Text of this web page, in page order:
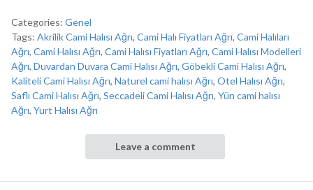
Categories: Genel
Tags: Akrilik Cami Halısı Ağrı, Cami Halı Fiyatları Ağrı, Cami Halıları
Ağrı, Cami Halısı Ağrı, Cami Halısı Fiyatları Ağrı, Cami Halısı Modelleri
Ağrı, Duvardan Duvara Cami Halısı Ağrı, Göbekli Cami Halısı Ağrı,
Kaliteli Cami Halısı Ağrı, Naturel cami halısı Ağrı, Otel Halısı Ağrı,
Saflı Cami Halısı Ağrı, Seccadeli Cami Halısı Ağrı, Yün cami halısı
Ağrı, Yurt Halısı Ağrı
Leave a comment